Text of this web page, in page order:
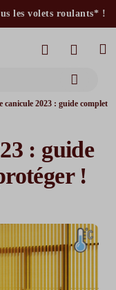
les volets roulants* !
bannes standards
moustiquaires
canicule 2023 : guide complet
: guide
!